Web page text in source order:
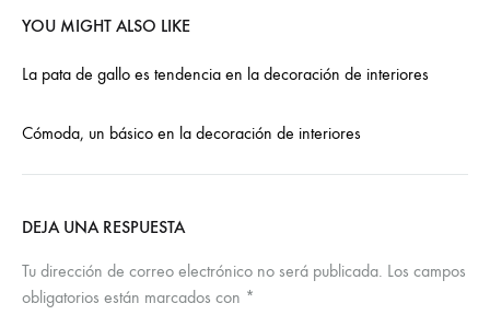
YOU MIGHT ALSO LIKE
La pata de gallo es tendencia en la decoración de interiores
Cómoda, un básico en la decoración de interiores
DEJA UNA RESPUESTA
Tu dirección de correo electrónico no será publicada. Los campos
obligatorios están marcados con *